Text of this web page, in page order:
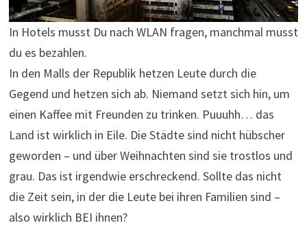
In Hotels musst Du nach WLAN fragen, manchmal musst
du es bezahlen.
In den Malls der Republik hetzen Leute durch die
Gegend und hetzen sich ab. Niemand setzt sich hin, um
einen Kaffee mit Freunden zu trinken. Puuuhh… das
Land ist wirklich in Eile. Die Städte sind nicht hübscher
geworden – und über Weihnachten sind sie trostlos und
grau. Das ist irgendwie erschreckend. Sollte das nicht
die Zeit sein, in der die Leute bei ihren Familien sind –
also wirklich BEI ihnen?